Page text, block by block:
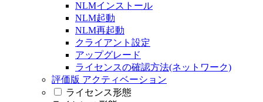
NLMインストール
NLM起動
NLM再起動
クライアント設定
アップグレード
ライセンスの確認方法(ネットワーク)
評価版 アクティベーション
ライセンス形態